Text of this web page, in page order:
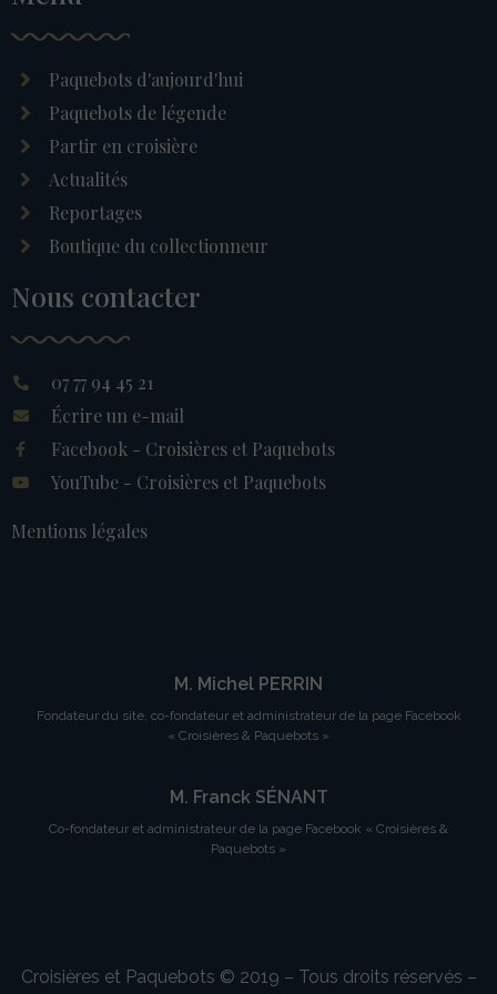
Paquebots d'aujourd'hui
Paquebots de légende
Partir en croisière
Actualités
Reportages
Boutique du collectionneur
Nous contacter
07 77 94 45 21
Écrire un e-mail
Facebook - Croisières et Paquebots
YouTube - Croisières et Paquebots
Mentions légales
M. Michel PERRIN
Fondateur du site, co-fondateur et administrateur de la page Facebook
« Croisières & Paquebots »
M. Franck SÉNANT
Co-fondateur et administrateur de la page Facebook « Croisières &
Paquebots »
Croisières et Paquebots © 2019 – Tous droits réservés –